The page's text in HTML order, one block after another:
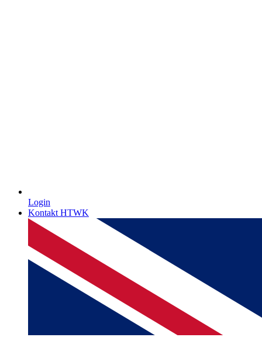
Login
Kontakt HTWK